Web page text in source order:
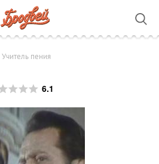
Учитель пения
6.1